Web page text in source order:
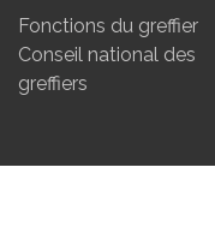
Fonctions du greffier
Conseil national des
greffiers